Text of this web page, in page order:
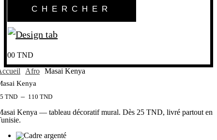
00 TND
Afro Masai Kenya
Kenya
TND – 110 TND
Kenya — tableau décoratif mural. Dès 25 TND, livré partout en